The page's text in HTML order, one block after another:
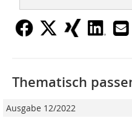
Thematisch
Ausgabe 12/2022